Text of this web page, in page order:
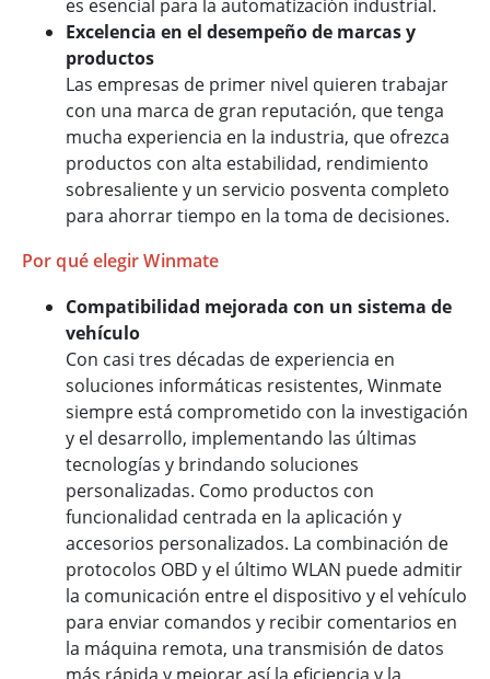
es esencial para la automatización industrial.
Excelencia en el desempeño de marcas y
productos
Las empresas de primer nivel quieren trabajar
con una marca de gran reputación, que tenga
mucha experiencia en la industria, que ofrezca
productos con alta estabilidad, rendimiento
sobresaliente y un servicio posventa completo
para ahorrar tiempo en la toma de decisiones.
Por qué elegir Winmate
Compatibilidad mejorada con un sistema de
vehículo
Con casi tres décadas de experiencia en
soluciones informáticas resistentes, Winmate
siempre está comprometido con la investigación
y el desarrollo, implementando las últimas
tecnologías y brindando soluciones
personalizadas. Como productos con
funcionalidad centrada en la aplicación y
accesorios personalizados. La combinación de
protocolos OBD y el último WLAN puede admitir
la comunicación entre el dispositivo y el vehículo
para enviar comandos y recibir comentarios en
la máquina remota, una transmisión de datos